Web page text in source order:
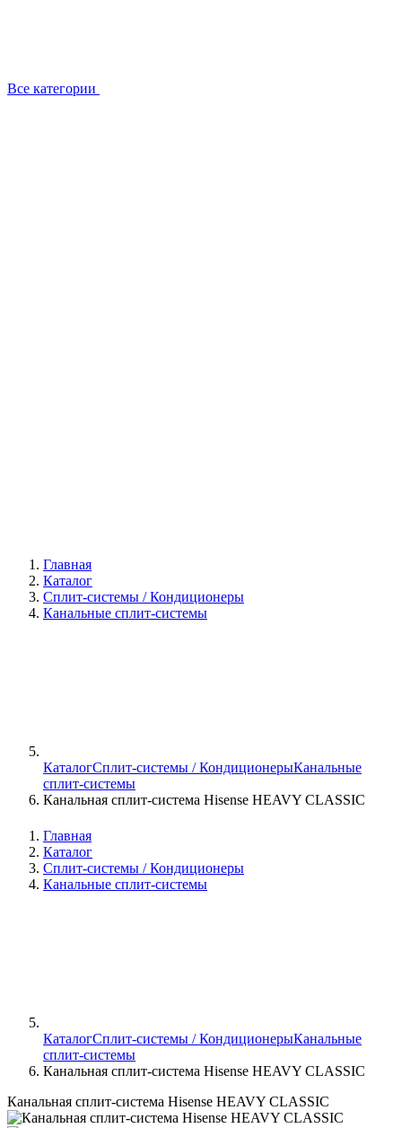
Все категории
Главная
Каталог
Сплит-системы / Кондиционеры
Канальные сплит-системы
КаталогСплит-системы / КондиционерыКанальные
сплит-системы
Канальная сплит-система Hisense HEAVY CLASSIC
Главная
Каталог
Сплит-системы / Кондиционеры
Канальные сплит-системы
КаталогСплит-системы / КондиционерыКанальные
сплит-системы
Канальная сплит-система Hisense HEAVY CLASSIC
Канальная сплит-система Hisense HEAVY CLASSIC